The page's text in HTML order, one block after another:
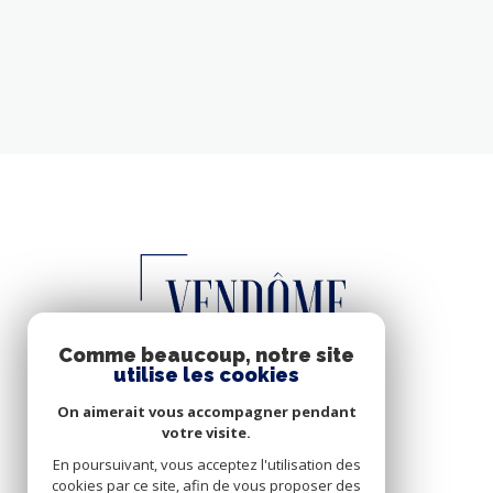
Comme beaucoup, notre site
utilise les cookies
On aimerait vous accompagner pendant
votre visite.
En poursuivant, vous acceptez l'utilisation des
cookies par ce site, afin de vous proposer des